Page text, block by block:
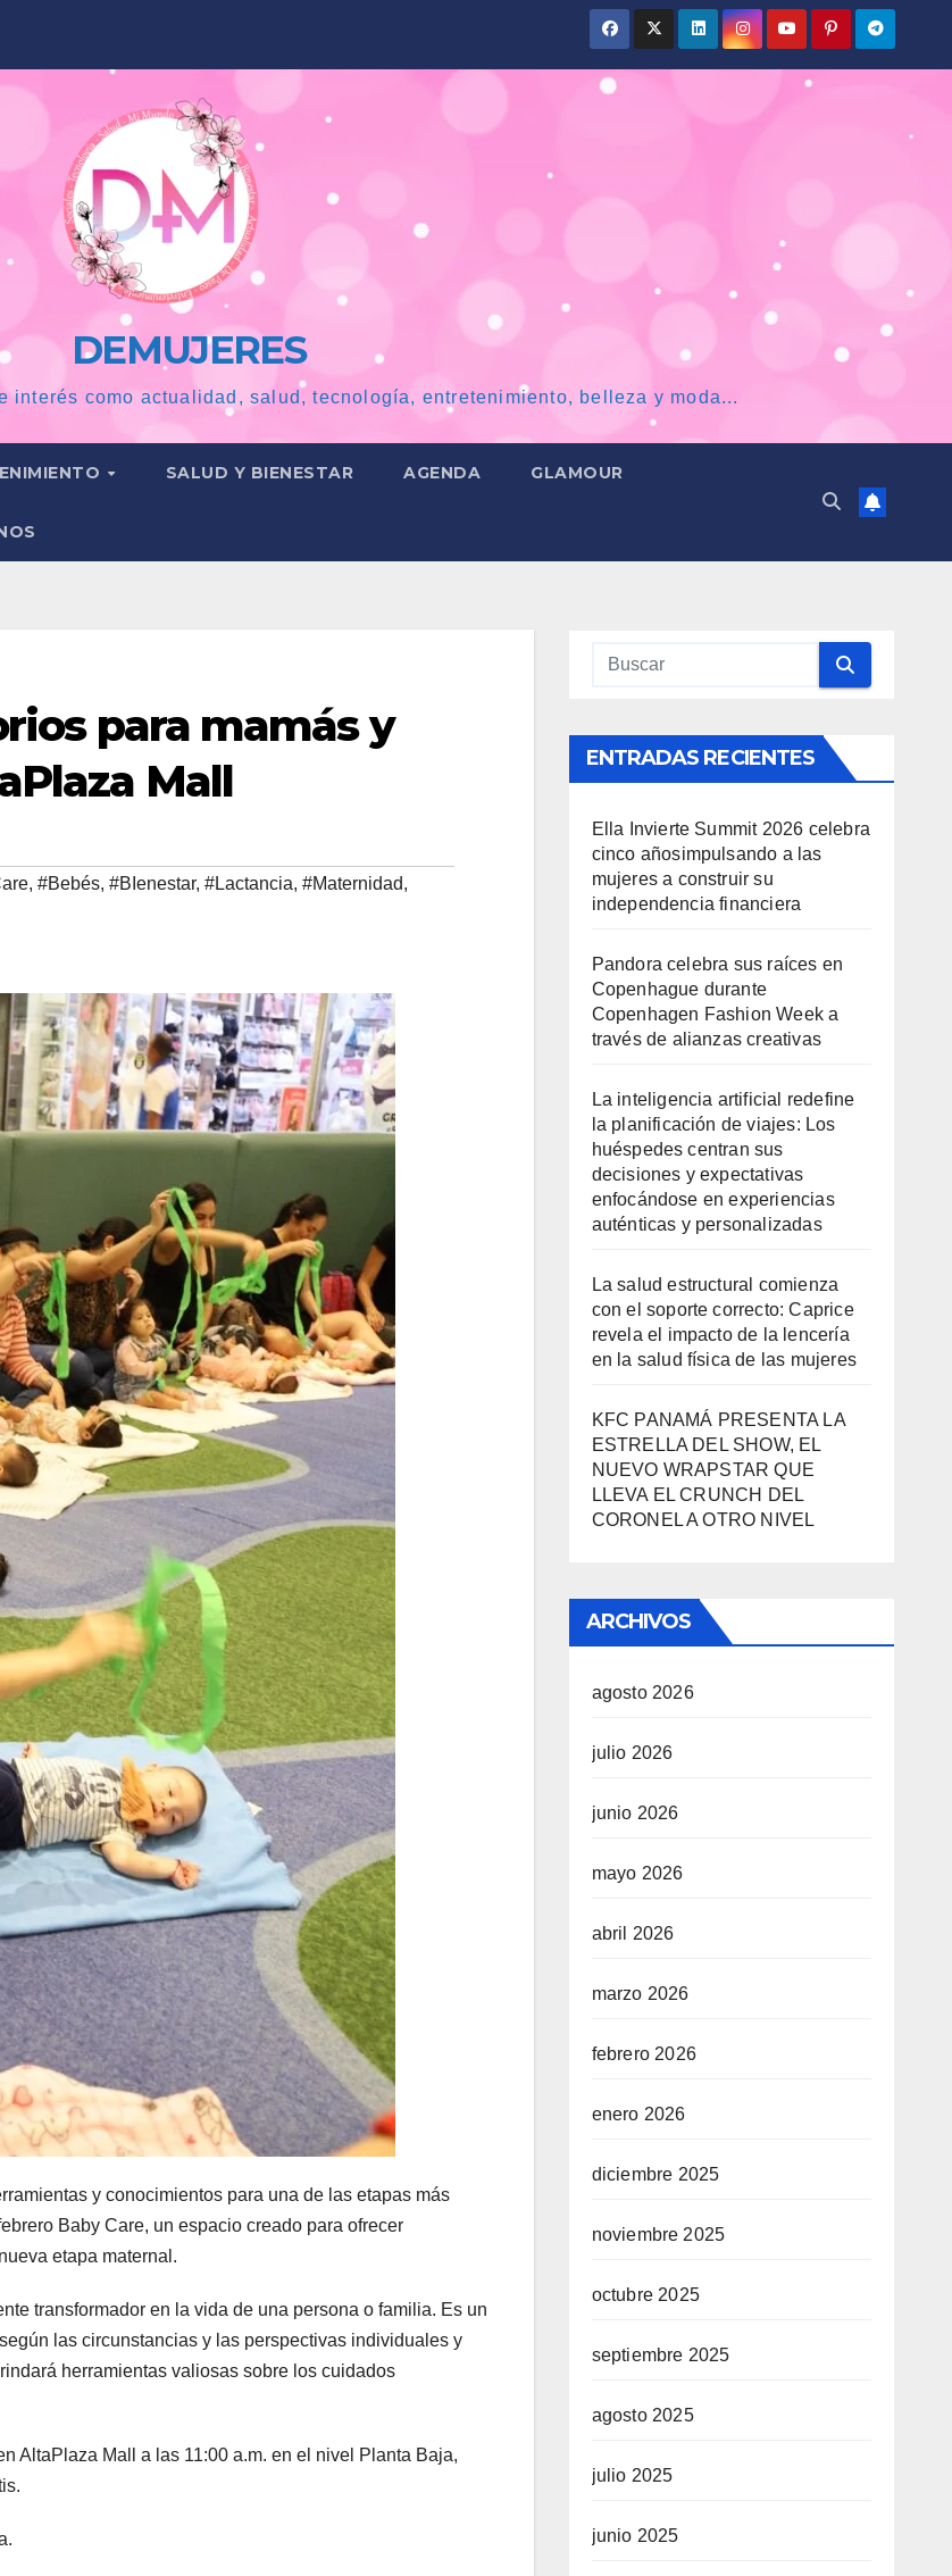
DEMUJERES
interés como actualidad, salud, tecnología, entretenimiento, belleza y moda...
SALUD Y BIENESTAR AGENDA GLAMOUR
para mamás y
Mall
, #Bebés, #BIenestar, #Lactancia, #Maternidad,
y conocimientos para una de las etapas más
Baby Care, un espacio creado para ofrecer
etapa maternal.
transformador en la vida de una persona o familia. Es un
las circunstancias y las perspectivas individuales y
herramientas valiosas sobre los cuidados
AltaPlaza Mall a las 11:00 a.m. en el nivel Planta Baja,
ENTRADAS RECIENTES
Ella Invierte Summit 2026 celebra
cinco añosimpulsando a las
mujeres a construir su
independencia financiera
Pandora celebra sus raíces en
Copenhague durante
Copenhagen Fashion Week a
través de alianzas creativas
La inteligencia artificial redefine
la planificación de viajes: Los
huéspedes centran sus
decisiones y expectativas
enfocándose en experiencias
auténticas y personalizadas
La salud estructural comienza
con el soporte correcto: Caprice
revela el impacto de la lencería
en la salud física de las mujeres
KFC PANAMÁ PRESENTA LA
ESTRELLA DEL SHOW, EL
NUEVO WRAPSTAR QUE
LLEVA EL CRUNCH DEL
CORONEL A OTRO NIVEL
ARCHIVOS
agosto 2026
julio 2026
junio 2026
mayo 2026
abril 2026
marzo 2026
febrero 2026
enero 2026
diciembre 2025
noviembre 2025
octubre 2025
septiembre 2025
agosto 2025
julio 2025
junio 2025